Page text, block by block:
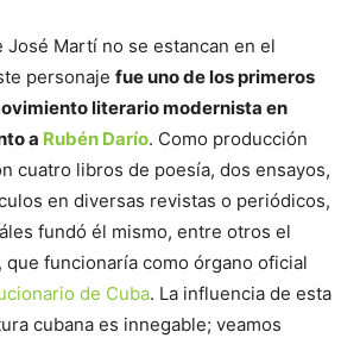
José Martí no se estancan en el
personaje fue uno de los primeros
literario modernista en
a Rubén Darío. Como producción
cuatro libros de poesía, dos ensayos,
en diversas revistas o periódicos,
fundó él mismo, entre otros el
que funcionaría como órgano oficial
de Cuba. La influencia de esta
cubana es innegable; veamos